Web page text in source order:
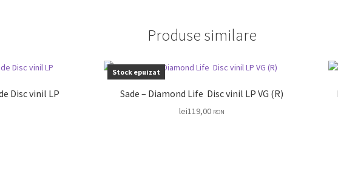
Produse similare
Sade – Stronger Than Pride Disc vinil LP
Stock epuizat
Sade – Diamond Life Disc vinil LP VG (R)
lei119,00 RON